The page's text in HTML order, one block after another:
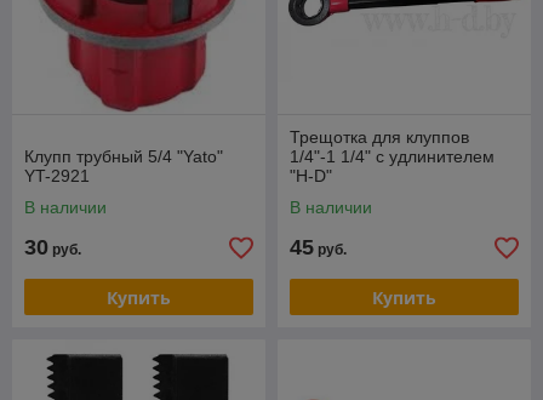
Клупп трубный 5/4 "Yato"
YT-2921
В наличии
30 руб.
Купить
Трещотка для клуппов
1/4"-1 1/4" с удлинителем
"H-D"
В наличии
45 руб.
Купить